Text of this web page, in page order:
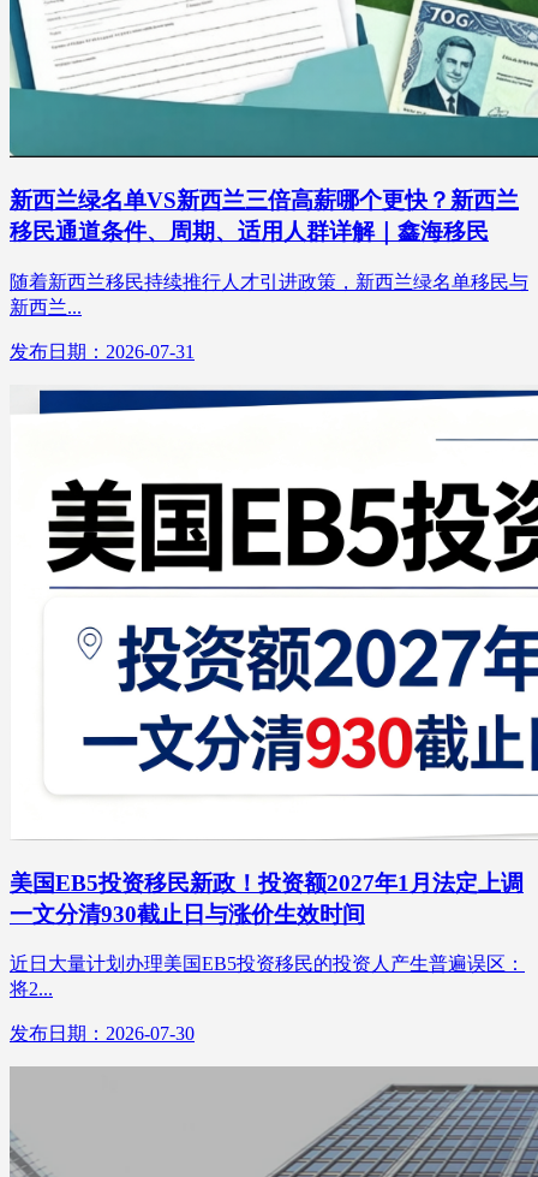
新西兰绿名单VS新西兰三倍高薪哪个更快？新西兰
移民通道条件、周期、适用人群详解｜鑫海移民
随着新西兰移民持续推行人才引进政策，新西兰绿名单移民与
新西兰...
发布日期：2026-07-31
美国EB5投资移民新政！投资额2027年1月法定上调
一文分清930截止日与涨价生效时间
近日大量计划办理美国EB5投资移民的投资人产生普遍误区：
将2...
发布日期：2026-07-30